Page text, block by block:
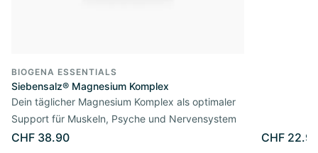
BIOGENA ESSENTIALS
Siebensalz® Magnesium Komplex
Dein täglicher Magnesium Komplex als optimaler
Support für Muskeln, Psyche und Nervensystem
CHF 38.90 CHF